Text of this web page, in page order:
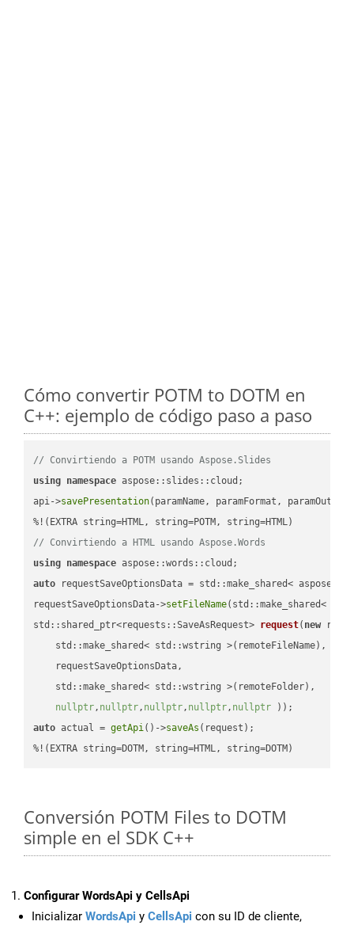
Cómo convertir POTM to DOTM en
C++: ejemplo de código paso a paso
// Convirtiendo a POTM usando Aspose.Slides
using namespace aspose::slides::cloud;
api->savePresentation(paramName, paramFormat,
// Convirtiendo a HTML usando Aspose.Words
using namespace
auto requestSaveOptionsData = std::make_shared<
requestSaveOptionsData->setFileName(std::make_shared<
std::shared_ptr<requests::SaveAsRequest> request( new
    std::make_shared< std::wstring >(remoteFileName),
    requestSaveOptionsData,
    std::make_shared< std::wstring >(remoteFolder),
nullptr, nullptr, nullptr, nullptr, nullptr ))
auto actual = getApi()->saveAs (request);
%!(EXTRA string=DOTM, string=HTML, string=DOTM)
Conversión POTM Files to DOTM
simple en el SDK C++
Configurar WordsApi y CellsApi
Inicializar WordsApi y CellsApi con su ID de cliente,